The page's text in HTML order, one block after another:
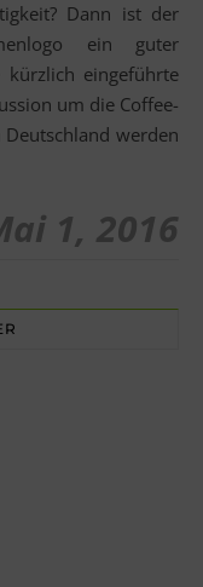
ein guter
eingeführte
um die Coffee-
werden
1, 2016